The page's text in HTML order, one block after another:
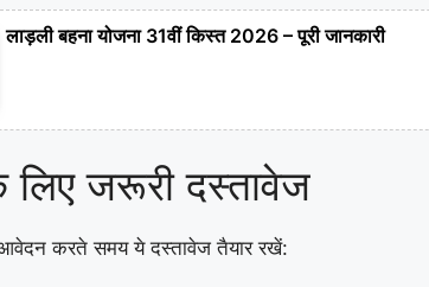
लाड़ली बहना योजना 31वीं किस्त 2026 – पूरी जानकारी
जरूरी दस्तावेज
करते समय ये दस्तावेज तैयार रखें: